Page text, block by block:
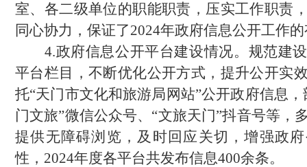
室、各二级单位的职能职责，压实工作职责
同心协力，保证了2024年政府信息公开工作
4.政府信息公开平台建设情况。规范建
平台栏目，不断优化公开方式，提升公开实
托“天门市文化和旅游局网站”公开政府信息
门文旅”微信公众号、“文旅天门”抖音号等，
提供无障碍浏览，及时回应关切，增强政
性，2024年度各平台共发布信息400余条。